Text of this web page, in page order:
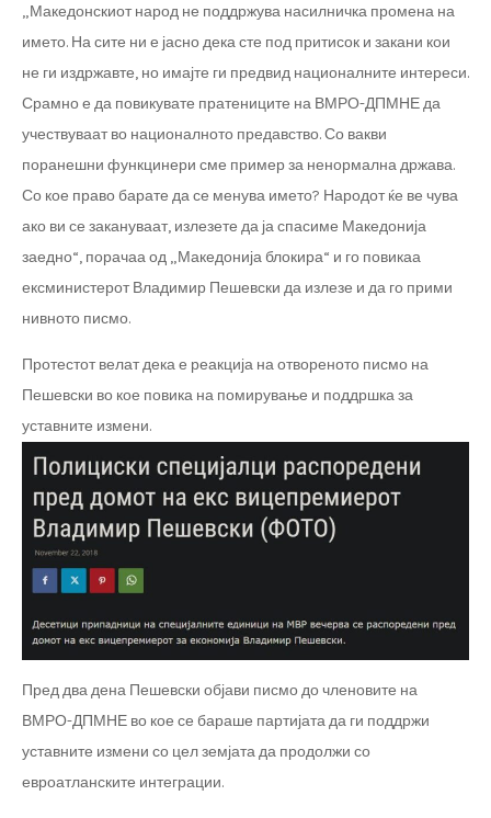
„Македонскиот народ не поддржува насилничка промена на
името. На сите ни е јасно дека сте под притисок и закани кои
не ги издржавте, но имајте ги предвид националните интереси.
Срамно е да повикувате пратениците на ВМРО-ДПМНЕ да
учествуваат во националното предавство. Со вакви
поранешни функцинери сме пример за ненормална држава.
Со кое право барате да се менува името? Народот ќе ве чува
ако ви се закануваат, излезете да ја спасиме Македонија
заедно“, порачаа од „Македонија блокира“ и го повикаа
ексминистерот Владимир Пешевски да излезе и да го прими
нивното писмо.
Протестот велат дека е реакција на отвореното писмо на
Пешевски во кое повика на помирување и поддршка за
уставните измени.
Пред два дена Пешевски објави писмо до членовите на
ВМРО-ДПМНЕ во кое се бараше партијата да ги поддржи
уставните измени со цел земјата да продолжи со
евроатланските интеграции.